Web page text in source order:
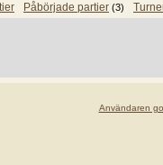
Påbörjade partier (3)
Användaren